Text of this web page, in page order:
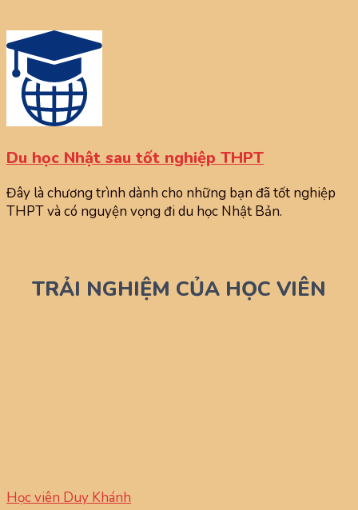
Du học Nhật sau tốt nghiệp THPT
Đây là chương trình dành cho những bạn đã tốt nghiệp
THPT và có nguyện vọng đi du học Nhật Bản.
TRẢI NGHIỆM CỦA HỌC VIÊN
Học viên Duy Khánh